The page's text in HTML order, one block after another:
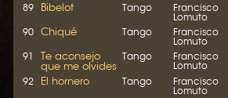
89 Bibelot Tango
Francisco
Lomuto
90 Chiqué Tango
Francisco
Lomuto
91 Te aconsejo
que me olvides
Tango
Francisco
Lomuto
92 El hornero Tango
Francisco
Lomuto